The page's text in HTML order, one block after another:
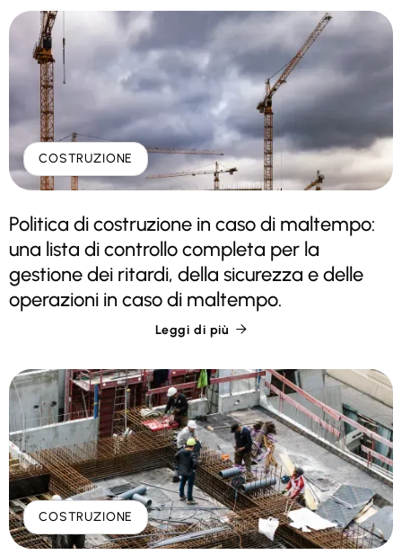
COSTRUZIONE
Politica di costruzione in caso di maltempo:
una lista di controllo completa per la
gestione dei ritardi, della sicurezza e delle
operazioni in caso di maltempo.
Leggi di più 
COSTRUZIONE